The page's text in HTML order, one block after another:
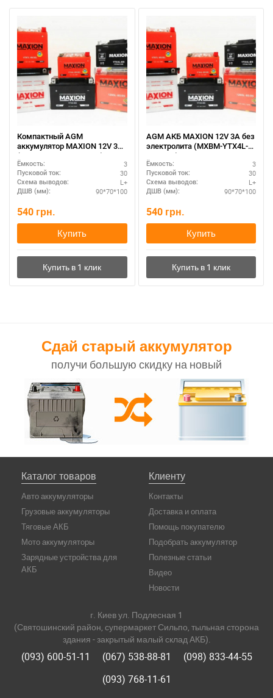
Компактный AGM
аккумулятор MAXION 12V 3A
(MXBM-YTX4L-BS AGM)
Ёмкость: 3
Пусковой ток: 30
Схема выводов: L+
ДШВ (мм): 90*70*100
540 грн.
Купить
AGM АКБ MAXION 12V 3A без
электролита (MXBM-YTX4L-
BS AGM)
Ёмкость: 3
Пусковой ток: 30
Схема выводов: L+
ДШВ (мм): 90*70*100
540 грн.
Купить
Сдай старый аккумулятор
получи большую скидку на новый
Каталог товаров
Авто аккумуляторы
Грузовые аккумуляторы
Тяговые АКБ
Мото аккумуляторы
Зарядные устройства для
АКБ
Клиенту
Контакты
Доставка и оплата
Помощь покупателю
Подобрать аккумулятор
Полезные статьи
Видео
Новости
г. Киев ул. Подлесная 1
(Святошинский район, супермаркет Сильпо, тыльная сторона
здания - закрытый малый склад АКБ).
(093) 600-51-11 (067) 538-88-81
(098) 833-44-55
(093) 768-11-61